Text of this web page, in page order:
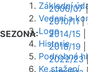
Základní
Vedení a
Logo
Historie
Podrobná
Ke stažení
SEZONA:
2006/07
2010/11|
2014/15
2018/19
2022/23